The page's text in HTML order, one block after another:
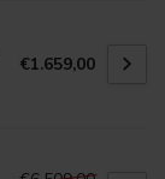
€1.659,00